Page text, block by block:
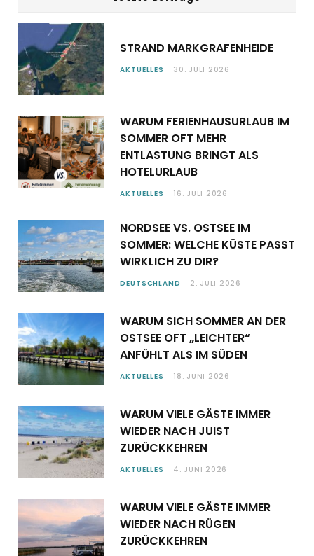
STRAND MARKGRAFENHEIDE
AKTUELLES 30. JULI 2026
WARUM FERIENHAUSURLAUB IM
SOMMER OFT MEHR
ENTLASTUNG BRINGT ALS
HOTELURLAUB
AKTUELLES 16. JULI 2026
NORDSEE VS. OSTSEE IM
SOMMER: WELCHE KÜSTE PASST
WIRKLICH ZU DIR?
DEUTSCHLAND 2. JULI 2026
WARUM SICH SOMMER AN DER
OSTSEE OFT „LEICHTER“
ANFÜHLT ALS IM SÜDEN
AKTUELLES 18. JUNI 2026
WARUM VIELE GÄSTE IMMER
WIEDER NACH JUIST
ZURÜCKKEHREN
AKTUELLES 4. JUNI 2026
WARUM VIELE GÄSTE IMMER
WIEDER NACH RÜGEN
ZURÜCKKEHREN